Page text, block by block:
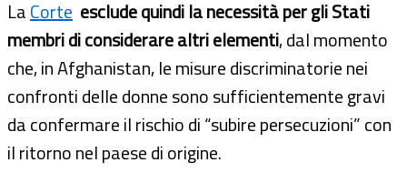
LaCorte esclude quindi la necessità per gli Stati
membri di considerare altri elementi, dal momento
che, in Afghanistan, le misure discriminatorie nei
confronti delle donne sono sufficientemente gravi
da confermare il rischio di “subire persecuzioni” con
il ritorno nel paese di origine.